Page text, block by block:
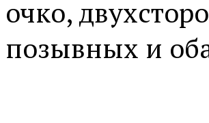
очко,
позывных и